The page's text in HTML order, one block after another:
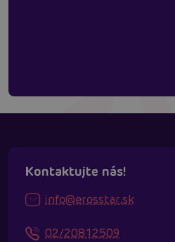
Kontaktujte nás!
info@erosstar.sk
02/20812509